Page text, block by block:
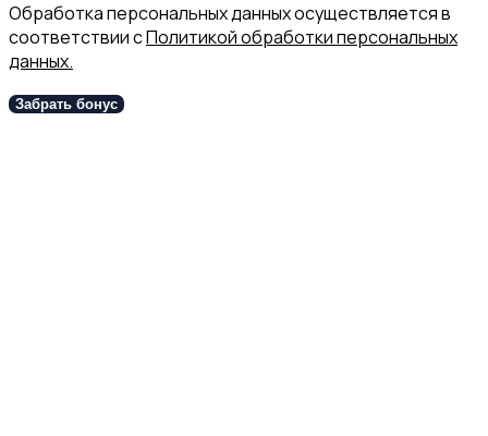
Обработка персональных данных осуществляется в
соответствии сПолитикой обработки персональных
данных.
Забрать бонус